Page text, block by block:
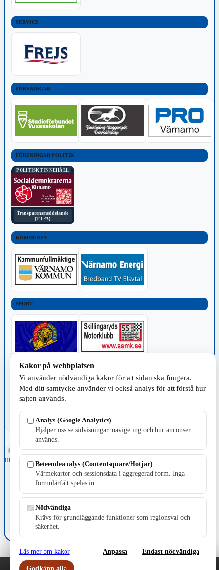
SERVICE
FÖRENINGAR
FÖRENINGAR POLITIK
POLITISKT INNEHÅLL
Transparensmeddelande
(TTPA)
KOMMUNEN
SPORT
TILLVERKNING
Fristående webbtidningsföretag grundat 1991 som sedan 2002 ger
ut tidningen Skillingaryd.nu och 2010 lanserades Värnamo.nu. Från
april 2026 omfattar Skillingaryd.nu tre kommuner: Gnosjö,
Värnamo och Vaggeryds kommun.
Kontakta oss
Postadress: Gisslaköp 1, 568 92 Skillingaryd
Kakor på webbplatsen
Vi använder nödvändiga kakor för att sidan ska fungera.
Med ditt samtycke använder vi också analys för att förstå hur
sajten används.
Analys (Google Analytics)
Hjälper oss se sidvisningar, navigering och hur annonser
används.
Beteendeanalys (Contentsquare/Hotjar)
Värmekartor och sessionsdata i aggregerad form. Inga
formulärfält spelas in.
Nödvändiga
Krävs för grundläggande funktioner som regionsval och
säkerhet.
Läs mer om kakor Anpassa Endast nödvändiga
Godkänn alla